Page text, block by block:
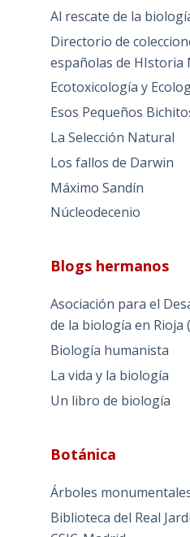
Al rescate de la
Directorio de
españolas de HIstoria
Ecotoxicología y
Esos Pequeños
La Selección Natural
Los fallos de Darwin
Máximo Sandín
Núcleodecenio
Blogs hermanos
Asociación para el
de la biología en Rioja
Biología humanista
La vida y la biología
Un libro de biología
Botánica
Árboles
Biblioteca del Real